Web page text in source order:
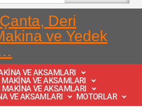
Deri
ve Yedek
VE AKSAMLARI
MAKİNA VE AKSAMLARI
MAKİNA VE AKSAMLARI
VE AKSAMLARI
MOTORLAR